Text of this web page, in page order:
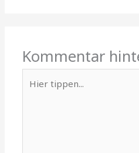
Kommentar
tippen...